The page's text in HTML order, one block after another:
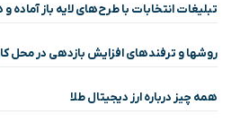
تبلیغات انتخابات با طرح‌های لایه باز آماده
روشها و ترفندهای افزایش بازدهی در محل
همه چیز درباره ارز دیجیتال طلا